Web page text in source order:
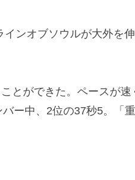
ンオブソウルが大外を
とができた。ペースが
ー中、2位の37秒5。「